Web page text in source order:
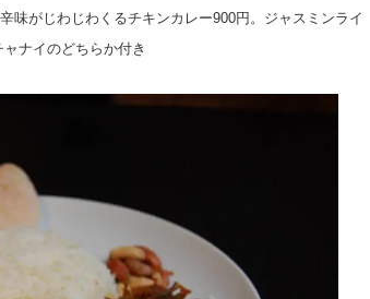
味がじわじわくるチキンカレー900円。ジャスミンライ
ナイのどちらか付き